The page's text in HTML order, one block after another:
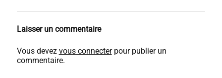
Laisser un commentaire
Vous devez vous connecterpour publier un
commentaire.